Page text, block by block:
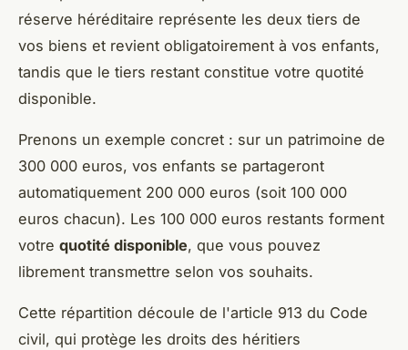
réserve héréditaire représente les deux tiers de
vos biens et revient obligatoirement à vos enfants,
tandis que le tiers restant constitue votre quotité
disponible.
Prenons un exemple concret : sur un patrimoine de
300 000 euros, vos enfants se partageront
automatiquement 200 000 euros (soit 100 000
euros chacun). Les 100 000 euros restants forment
votre quotité disponible, que vous pouvez
librement transmettre selon vos souhaits.
Cette répartition découle de l'article 913 du Code
civil, qui protège les droits des héritiers